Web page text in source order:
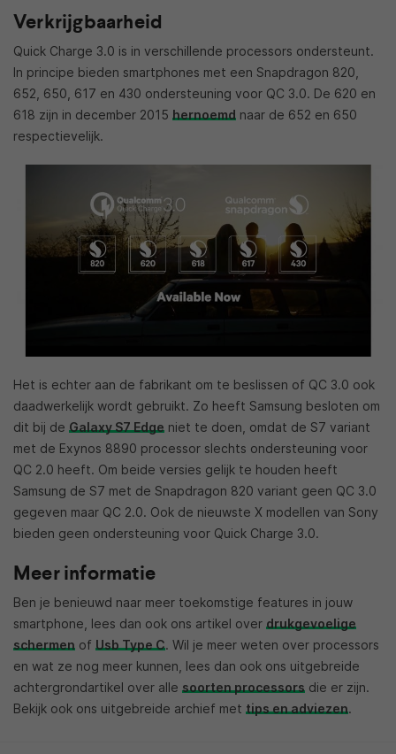
Verkrijgbaarheid
Quick Charge 3.0 is in verschillende processors ondersteunt.
In principe bieden smartphones met een Snapdragon 820,
652, 650, 617 en 430 ondersteuning voor QC 3.0. De 620 en
618 zijn in december 2015 hernoemd naar de 652 en 650
respectievelijk.
Het is echter aan de fabrikant om te beslissen of QC 3.0 ook
daadwerkelijk wordt gebruikt. Zo heeft Samsung besloten om
dit bij de Galaxy S7 Edge niet te doen, omdat de S7 variant
met de Exynos 8890 processor slechts ondersteuning voor
QC 2.0 heeft. Om beide versies gelijk te houden heeft
Samsung de S7 met de Snapdragon 820 variant geen QC 3.0
gegeven maar QC 2.0. Ook de nieuwste X modellen van Sony
bieden geen ondersteuning voor Quick Charge 3.0.
Meer informatie
Ben je benieuwd naar meer toekomstige features in jouw
smartphone, lees dan ook ons artikel over drukgevoelige
schermen of Usb Type C. Wil je meer weten over processors
en wat ze nog meer kunnen, lees dan ook ons uitgebreide
achtergrondartikel over alle soorten processors die er zijn.
Bekijk ook ons uitgebreide archief met tips en adviezen.